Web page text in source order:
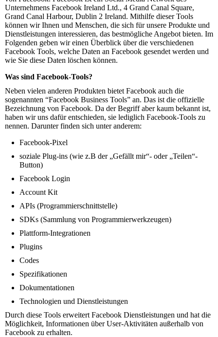
Unternehmens Facebook Ireland Ltd., 4 Grand Canal Square,
Grand Canal Harbour, Dublin 2 Ireland. Mithilfe dieser Tools
können wir Ihnen und Menschen, die sich für unsere Produkte und
Dienstleistungen interessieren, das bestmögliche Angebot bieten. Im
Folgenden geben wir einen Überblick über die verschiedenen
Facebook Tools, welche Daten an Facebook gesendet werden und
wie Sie diese Daten löschen können.
Was sind Facebook-Tools?
Neben vielen anderen Produkten bietet Facebook auch die
sogenannten “Facebook Business Tools” an. Das ist die offizielle
Bezeichnung von Facebook. Da der Begriff aber kaum bekannt ist,
haben wir uns dafür entschieden, sie lediglich Facebook-Tools zu
nennen. Darunter finden sich unter anderem:
Facebook-Pixel
soziale Plug-ins (wie z.B der „Gefällt mir“- oder „Teilen“-
Button)
Facebook Login
Account Kit
APIs (Programmierschnittstelle)
SDKs (Sammlung von Programmierwerkzeugen)
Plattform-Integrationen
Plugins
Codes
Spezifikationen
Dokumentationen
Technologien und Dienstleistungen
Durch diese Tools erweitert Facebook Dienstleistungen und hat die
Möglichkeit, Informationen über User-Aktivitäten außerhalb von
Facebook zu erhalten.